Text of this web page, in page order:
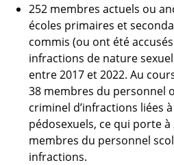
252 membres actuels ou
écoles primaires et
commis (ou ont été
infractions de nature
entre 2017 et 2022. Au
38 membres du personnel
criminel d’infractions liées
pédosexuels, ce qui porte
membres du personnel
infractions.